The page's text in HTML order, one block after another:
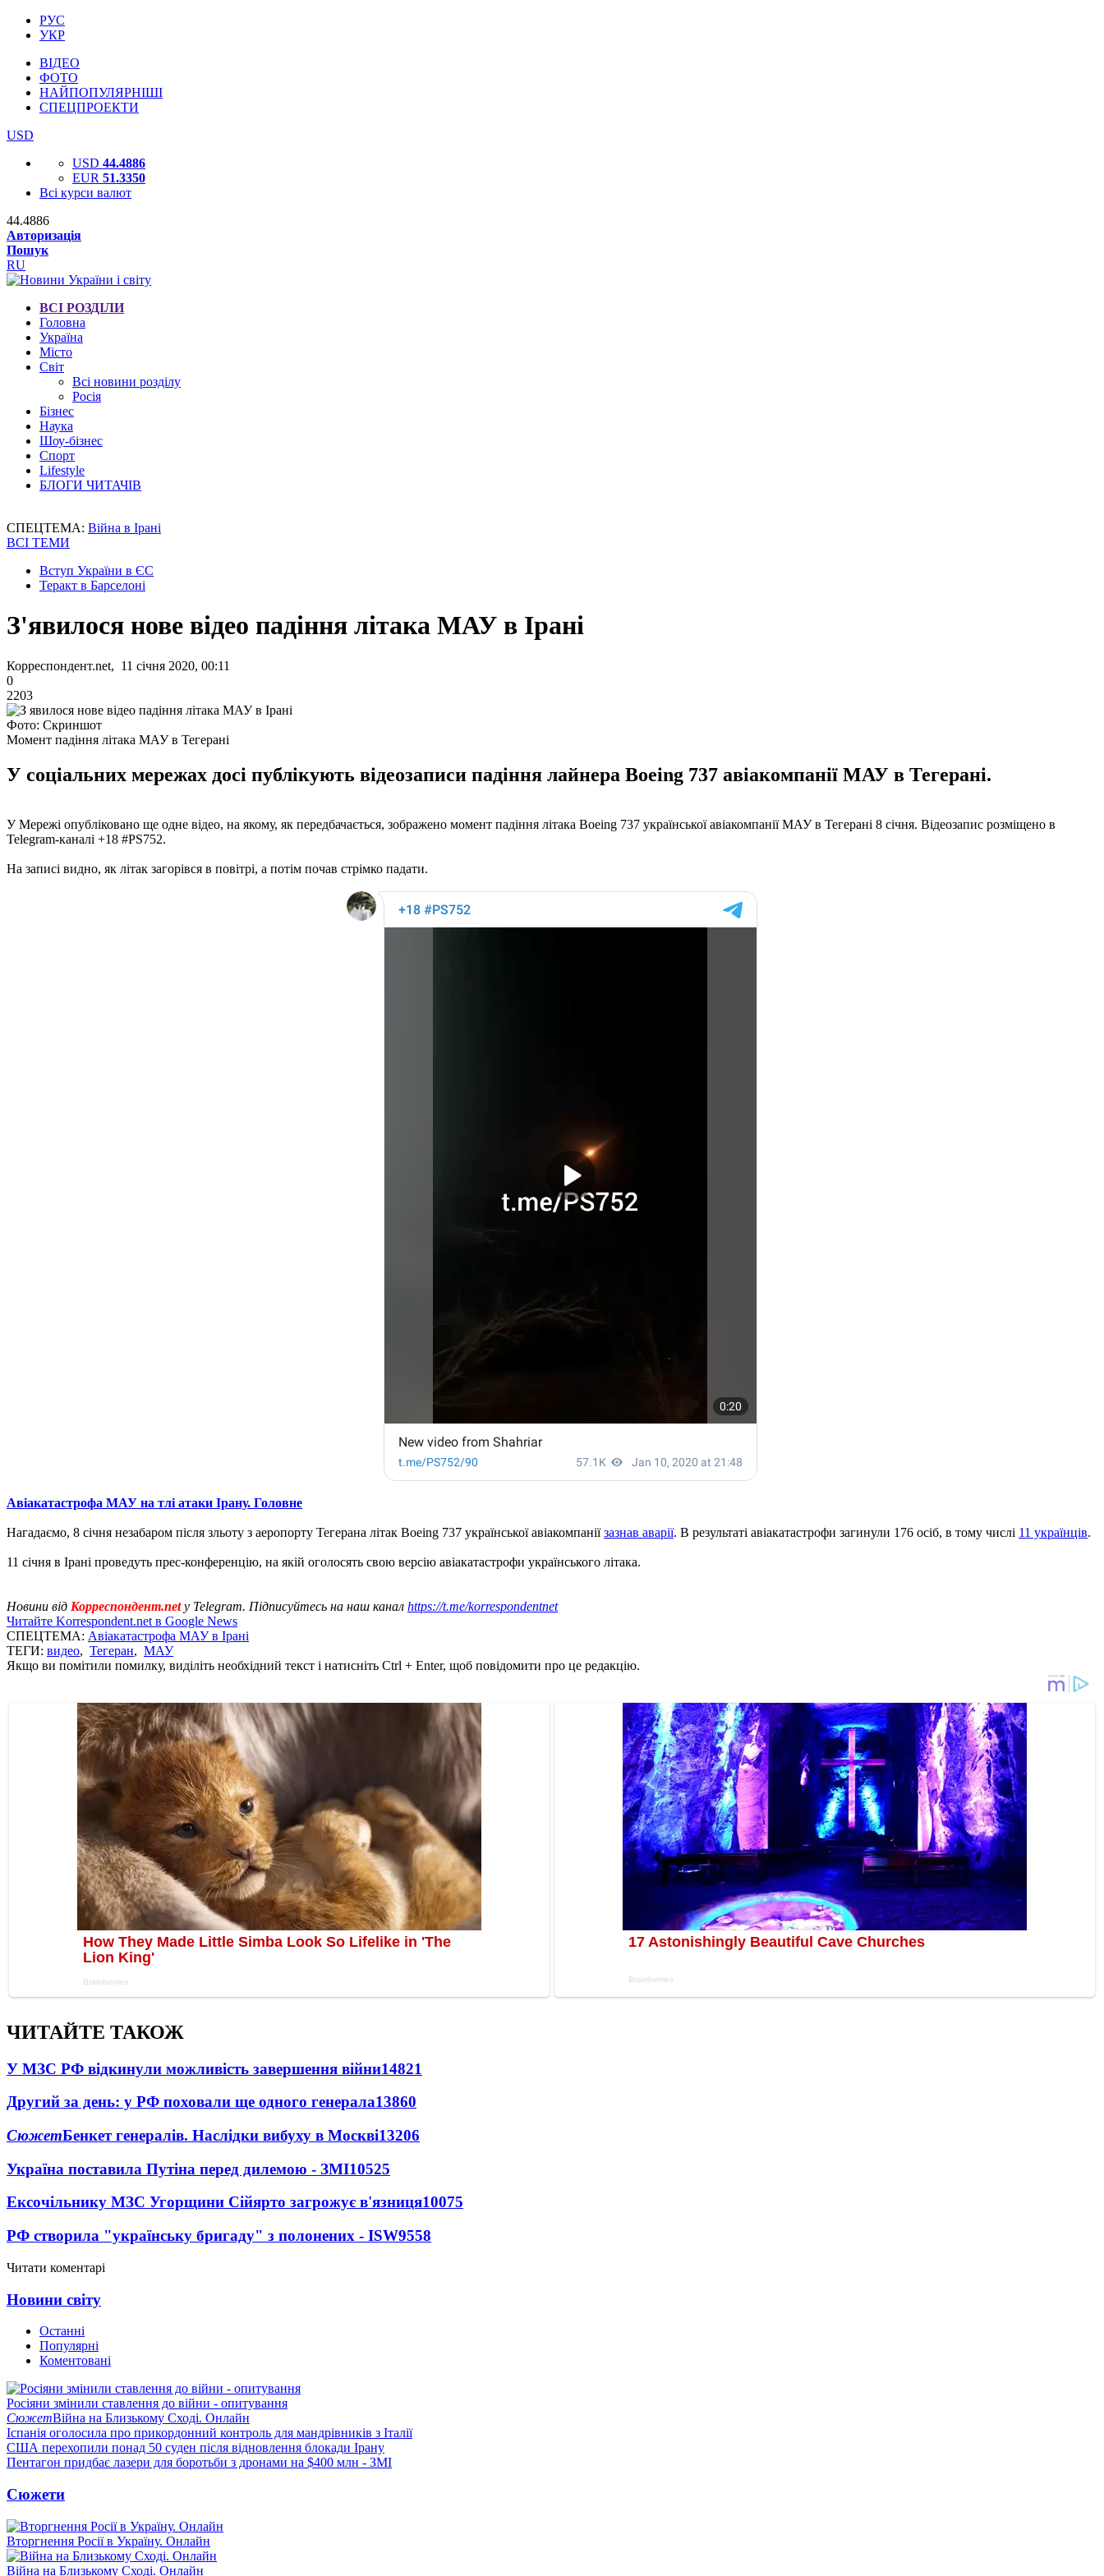
РУС
УКР
ВІДЕО
ФОТО
НАЙПОПУЛЯРНІШІ
СПЕЦПРОЕКТИ
USD
USD 44.4886
EUR 51.3350
Всі курси валют
44.4886
Авторизація
Пошук
RU
ВСІ РОЗДІЛИ
Головна
Україна
Місто
Світ
Всі новини розділу
Росія
Бізнес
Наука
Шоу-бізнес
Спорт
Lifestyle
БЛОГИ ЧИТАЧІВ
СПЕЦТЕМА: Війна в Ірані
ВСІ ТЕМИ
Вступ України в ЄС
Теракт в Барселоні
З'явилося нове відео падіння літака МАУ в Ірані
Корреспондент.net, 11 січня 2020, 00:11
0
2203
Фото: Скриншот
Момент падіння літака МАУ в Тегерані
У соціальних мережах досі публікують відеозаписи падіння лайнера Boeing 737 авіакомпанії МАУ в Тегерані.
У Мережі опубліковано ще одне відео, на якому, як передбачається, зображено момент падіння літака Boeing 737 української авіакомпанії МАУ в Тегерані 8 січня. Відеозапис розміщено в
Telegram-каналі +18 #PS752.
На записі видно, як літак загорівся в повітрі, а потім почав стрімко падати.
Авіакатастрофа МАУ на тлі атаки Ірану. Головне
Нагадаємо, 8 січня незабаром після зльоту з аеропорту Тегерана літак Boeing 737 української авіакомпаніїзазнав аварії. В результаті авіакатастрофи загинули 176 осіб, в тому числі 11 українців.
11 січня в Ірані проведуть прес-конференцію, на якій оголосять свою версію авіакатастрофи українського літака.
Новини від Корреспондент.netу Telegram. Підписуйтесь на наш канал https://t.me/korrespondentnet
Читайте Korrespondent.net в Google News
СПЕЦТЕМА: Авіакатастрофа МАУ в Ірані
ТЕГИ: видео, Тегеран, МАУ
Якщо ви помітили помилку, виділіть необхідний текст і натисніть Ctrl + Enter, щоб повідомити про це редакцію.
ЧИТАЙТЕ ТАКОЖ
У МЗС РФ відкинули можливість завершення війни14821
Другий за день: у РФ поховали ще одного генерала13860
СюжетБенкет генералів. Наслідки вибуху в Москві13206
Україна поставила Путіна перед дилемою - ЗМІ10525
Ексочільнику МЗС Угорщини Сійярто загрожує в'язниця10075
РФ створила "українську бригаду" з полонених - ISW9558
Читати коментарі
Новини світу
Останні
Популярні
Коментовані
Росіяни змінили ставлення до війни - опитування
СюжетВійна на Близькому Сході. Онлайн
Іспанія оголосила про прикордонний контроль для мандрівників з Італії
США перехопили понад 50 суден після відновлення блокади Ірану
Пентагон придбає лазери для боротьби з дронами на $400 млн - ЗМІ
Сюжети
Вторгнення Росії в Україну. Онлайн
Війна на Близькому Сході. Онлайн